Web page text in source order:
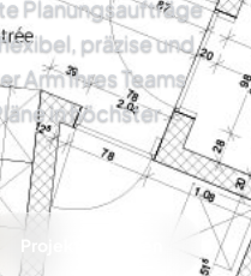
Planungsaufträge
präzise und
Arm Ihres Teams
in höchster
Projekte ansehen